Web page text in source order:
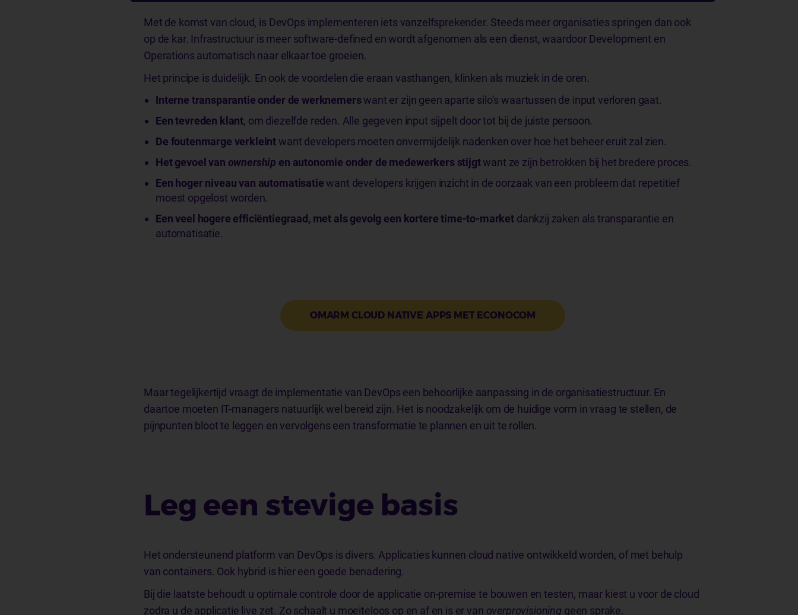
Met de komst van cloud, is DevOps implementeren iets vanzelfsprekender. Steeds meer organisaties springen dan ook
op de kar. Infrastructuur is meer software-defined en wordt afgenomen als een dienst, waardoor Development en
Operations automatisch naar elkaar toe groeien.
Het principe is duidelijk. En ook de voordelen die eraan vasthangen, klinken als muziek in de oren.
Interne transparantie onder de werknemerswant er zijn geen aparte silo’s waartussen de input verloren gaat.
Een tevreden klant, om diezelfde reden. Alle gegeven input sijpelt door tot bij de juiste persoon.
De foutenmarge verkleintwant developers moeten onvermijdelijk nadenken over hoe het beheer eruit zal zien.
Het gevoel van ownership en autonomie onder de medewerkers stijgtwant ze zijn betrokken bij het bredere proces.
Een hoger niveau van automatisatiewant developers krijgen inzicht in de oorzaak van een probleem dat repetitief
moest opgelost worden.
Een veel hogere efficiëntiegraad, met als gevolg een kortere time-to-market dankzij zaken als transparantie en
automatisatie.
OMARM CLOUD NATIVE APPS MET ECONOCOM
Maar tegelijkertijd vraagt de implementatie van DevOps een behoorlijke aanpassing in de organisatiestructuur. En
daartoe moeten IT-managers natuurlijk wel bereid zijn. Het is noodzakelijk om de huidige vorm in vraag te stellen, de
pijnpunten bloot te leggen en vervolgens een transformatie te plannen en uit te rollen.
Leg een stevige basis
Het ondersteunend platform van DevOps is divers. Applicaties kunnen cloud native ontwikkeld worden, of met behulp
van containers. Ook hybrid is hier een goede benadering.
Bij die laatste behoudt u optimale controle door de applicatie on-premise te bouwen en testen, maar kiest u voor de cloud
zodra u de applicatie live zet. Zo schaalt u moeiteloos op en af en is er van overprovisioning geen sprake.